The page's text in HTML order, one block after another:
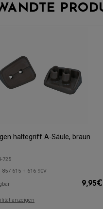
haltegriff A-Säule, braun
725
857 615 + 616 90V
9,95€
anzeigen
mit: